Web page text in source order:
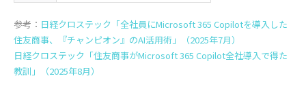
参考： 日経クロステック「全社員にMicrosoft 365 Copilotを導入した
住友商事、『チャンピオン』のAI活用術」（2025年7月）
日経クロステック「住友商事がMicrosoft 365 Copilot全社導入で得た
教訓」（2025年8月）